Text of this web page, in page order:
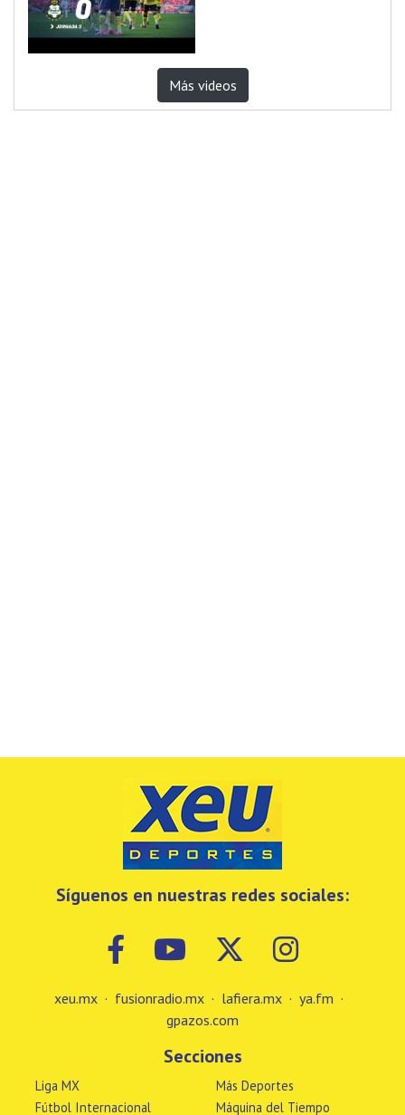
Más videos
Síguenos en nuestras redes sociales:
xeu.mx · fusionradio.mx · lafiera.mx · ya.fm ·
gpazos.com
Secciones
Liga MX
Fútbol Internacional
Más Deportes
Máquina del Tiempo